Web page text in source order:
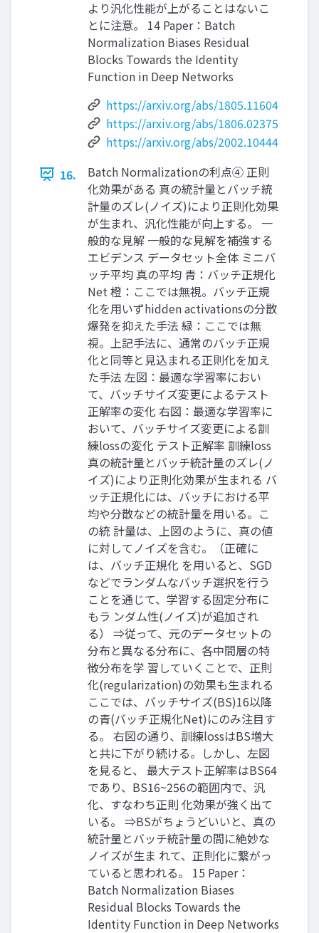
より汎化性能が上がることはないこ
とに注意。 14 Paper：Batch
Normalization Biases Residual
Blocks Towards the Identity
Function in Deep Networks
https://arxiv.org/abs/1805.11604
https://arxiv.org/abs/1806.02375
https://arxiv.org/abs/2002.10444
16.
Batch Normalizationの利点④ 正則
化効果がある 真の統計量とバッチ統
計量のズレ(ノイズ)により正則化効果
が生まれ、汎化性能が向上する。 一
般的な見解 一般的な見解を補強する
エビデンス データセット全体 ミニバ
ッチ平均 真の平均 青：バッチ正規化
Net 橙：ここでは無視。バッチ正規
化を用いずhidden activationsの分散
爆発を抑えた手法 緑：ここでは無
視。上記手法に、通常のバッチ正規
化と同等と見込まれる正則化を加え
た手法 左図：最適な学習率におい
て、バッチサイズ変更によるテスト
正解率の変化 右図：最適な学習率に
おいて、バッチサイズ変更による訓
練lossの変化 テスト正解率 訓練loss
真の統計量とバッチ統計量のズレ(ノ
イズ)により正則化効果が生まれる バ
ッチ正規化には、バッチにおける平
均や分散などの統計量を用いる。こ
の統 計量は、上図のように、真の値
に対してノイズを含む。（正確に
は、バッチ正規化 を用いると、SGD
などでランダムなバッチ選択を行う
ことを通じて、学習する固定分布に
もラ ンダム性(ノイズ)が追加され
る） ⇒従って、元のデータセットの
分布と異なる分布に、各中間層の特
徴分布を学 習していくことで、正則
化(regularization)の効果も生まれる
ここでは、バッチサイズ(BS)16以降
の青(バッチ正規化Net)にのみ注目す
る。 右図の通り、訓練lossはBS増大
と共に下がり続ける。しかし、左図
を見ると、 最大テスト正解率はBS64
であり、BS16~256の範囲内で、汎
化、すなわち正則 化効果が強く出て
いる。 ⇒BSがちょうどいいと、真の
統計量とバッチ統計量の間に絶妙な
ノイズが生ま れて、正則化に繋がっ
ていると思われる。 15 Paper：
Batch Normalization Biases
Residual Blocks Towards the
Identity Function in Deep Networks